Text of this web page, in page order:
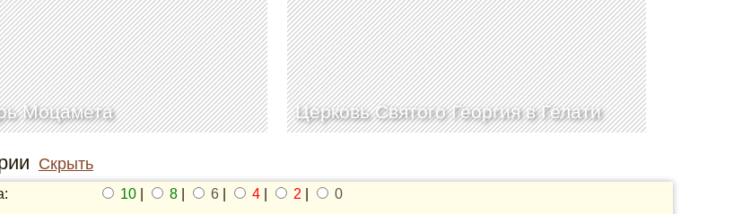
Моцамета Церковь Святого Георгия в Гелати
Скрыть
10| 8| 6| 4| 2
0